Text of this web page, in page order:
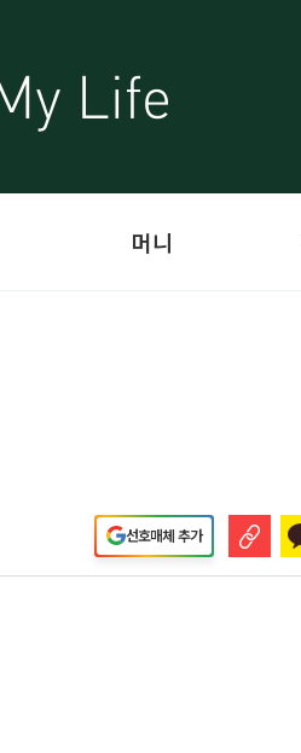
머니
선호매체 추가